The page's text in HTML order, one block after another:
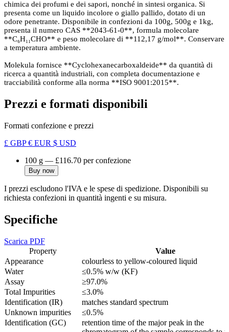
chimica dei profumi e dei sapori, nonché in sintesi organica. Si
presenta come un liquido incolore o giallo pallido, dotato di un
odore penetrante. Disponibile in confezioni da 100g, 500g e 1kg,
presenta il numero CAS **2043-61-0**, formula molecolare
**C₆H₁₁CHO** e peso molecolare di **112,17 g/mol**. Conservare
a temperatura ambiente.
Molekula fornisce **Cyclohexanecarboxaldeide** da quantità di
ricerca a quantità industriali, con completa documentazione e
tracciabilità conforme alla norma **ISO 9001:2015**.
Prezzi e formati disponibili
Formati confezione e prezzi
£ GBP€ EUR $ USD
100 g — £116.70 per confezione
Buy now
I prezzi escludono l'IVA e le spese di spedizione. Disponibili su
richiesta confezioni in quantità ingenti e su misura.
Specifiche
Scarica PDF
Property
Value
Appearance
colourless to yellow-coloured liquid
Water
≤0.5% w/w (KF)
Assay
≥97.0%
Total Impurities
≤3.0%
Identification (IR)
matches standard spectrum
Unknown impurities
≤0.5%
Identification (GC)
retention time of the major peak in the